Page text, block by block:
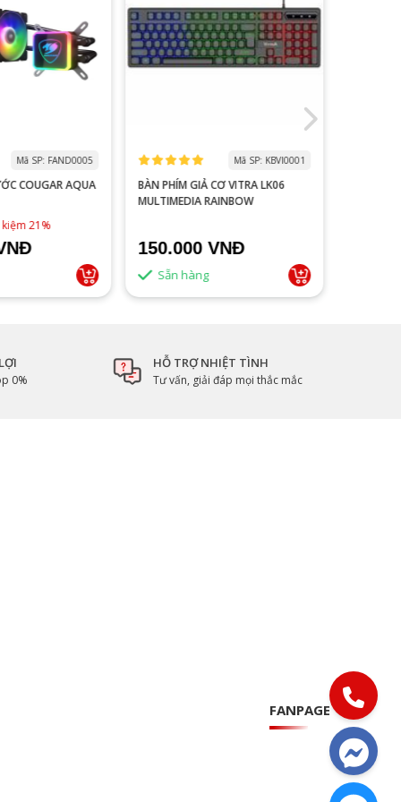
Mã SP: FAND0005
COUGAR AQUA
21%
Mã SP: KBVI0001
BÀN PHÍM GIẢ CƠ VITRA LK06
MULTIMEDIA RAINBOW
150.000 VNĐ
Sẵn hàng
0%
HỖ TRỢ NHIỆT TÌNH
Tư vấn, giải đáp mọi thắc mắc
FANPAGE